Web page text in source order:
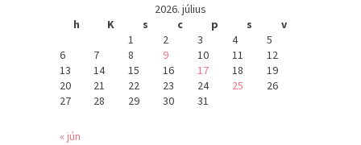
2026. július
h
K s c p s
v
1
2 3 4
5
6
7 8 9 10 11
12
13
14 15 16 17 18
19
20
21 22 23 24 25
26
27
28 29 30 31
« jún